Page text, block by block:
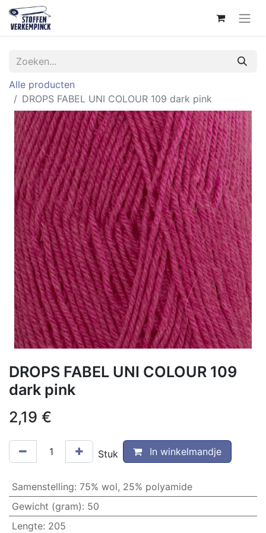
Alle producten
DROPS FABEL UNI COLOUR 109 dark pink
DROPS FABEL UNI COLOUR 109
dark pink
2,19 €
Stuk In winkelmandje
Samenstelling: 75% wol, 25% polyamide
Gewicht (gram): 50
Lengte: 205